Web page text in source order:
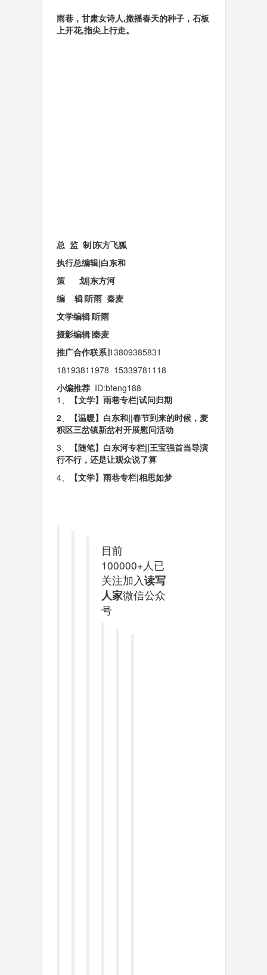
雨巷，甘肃女诗人,撒播春天的种子，石板
上开花,指尖上行走。
总 监 制∣东方飞狐
执行总编辑|白东和
策 划|东方河
编 辑∣听雨 秦麦
文学编辑∣听雨
摄影编辑∣秦麦
推广合作联系∣13809385831
18193811978 15339781118
小编推荐 ID:bfeng188
1、
【文学】雨巷专栏|试问归期
2、
【温暖】白东和||春节到来的时候，麦
积区三岔镇新岔村开展慰问活动
3、
【随笔】白东河专栏||王宝强首当导演
行不行，还是让观众说了算
4、
【文学】雨巷专栏|相思如梦
目前
100000+人已
关注加入读写
人家微信公众
号